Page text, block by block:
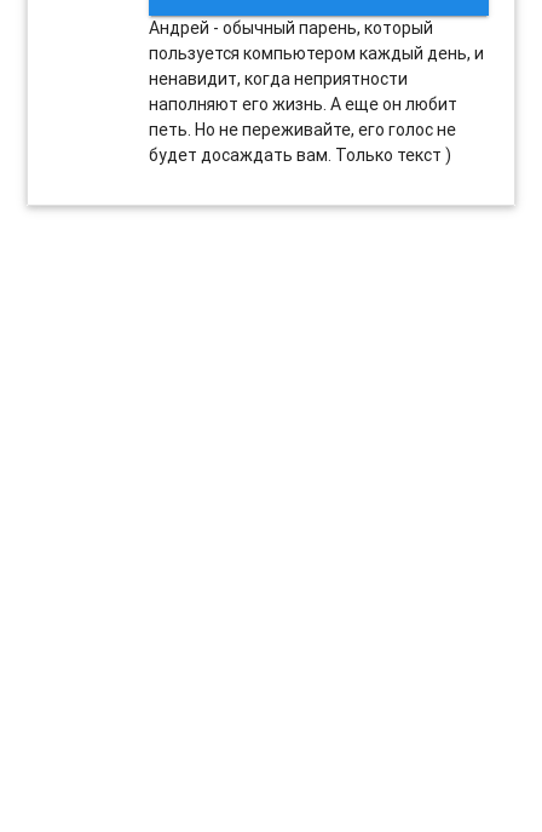
Андрей - обычный парень, который
пользуется компьютером каждый день, и
ненавидит, когда неприятности
наполняют его жизнь. А еще он любит
петь. Но не переживайте, его голос не
будет досаждать вам. Только текст )